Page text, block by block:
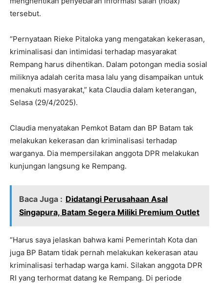
tersebut.
“Pernyataan Rieke Pitaloka yang mengatakan kekerasan,
kriminalisasi dan intimidasi terhadap masyarakat
Rempang harus dihentikan. Dalam potongan media sosial
miliknya adalah cerita masa lalu yang disampaikan untuk
menakuti masyarakat,” kata Claudia dalam keterangan,
Selasa (29/4/2025).
Claudia menyatakan Pemkot Batam dan BP Batam tak
melakukan kekerasan dan kriminalisasi terhadap
warganya. Dia mempersilakan anggota DPR melakukan
kunjungan langsung ke Rempang.
Baca Juga : Didatangi Perusahaan Asal
Singapura, Batam Segera Miliki Premium Outlet
“Harus saya jelaskan bahwa kami Pemerintah Kota dan
juga BP Batam tidak pernah melakukan kekerasan atau
kriminalisasi terhadap warga kami. Silakan anggota DPR
RI yang terhormat datang ke Rempang. Di periode